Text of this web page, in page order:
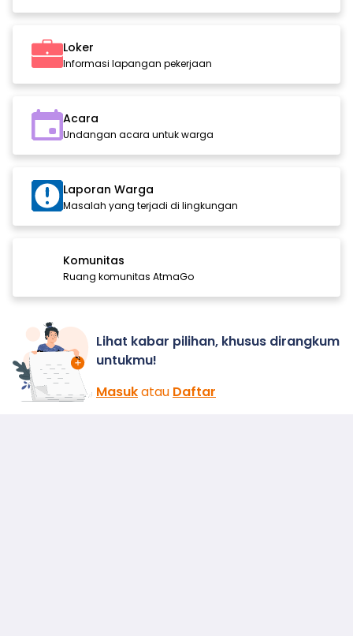
Loker
Informasi lapangan pekerjaan
Acara
Undangan acara untuk warga
Laporan Warga
Masalah yang terjadi di lingkungan
Komunitas
Ruang komunitas AtmaGo
Lihat kabar pilihan, khusus dirangkum
untukmu!
Masukatau Daftar